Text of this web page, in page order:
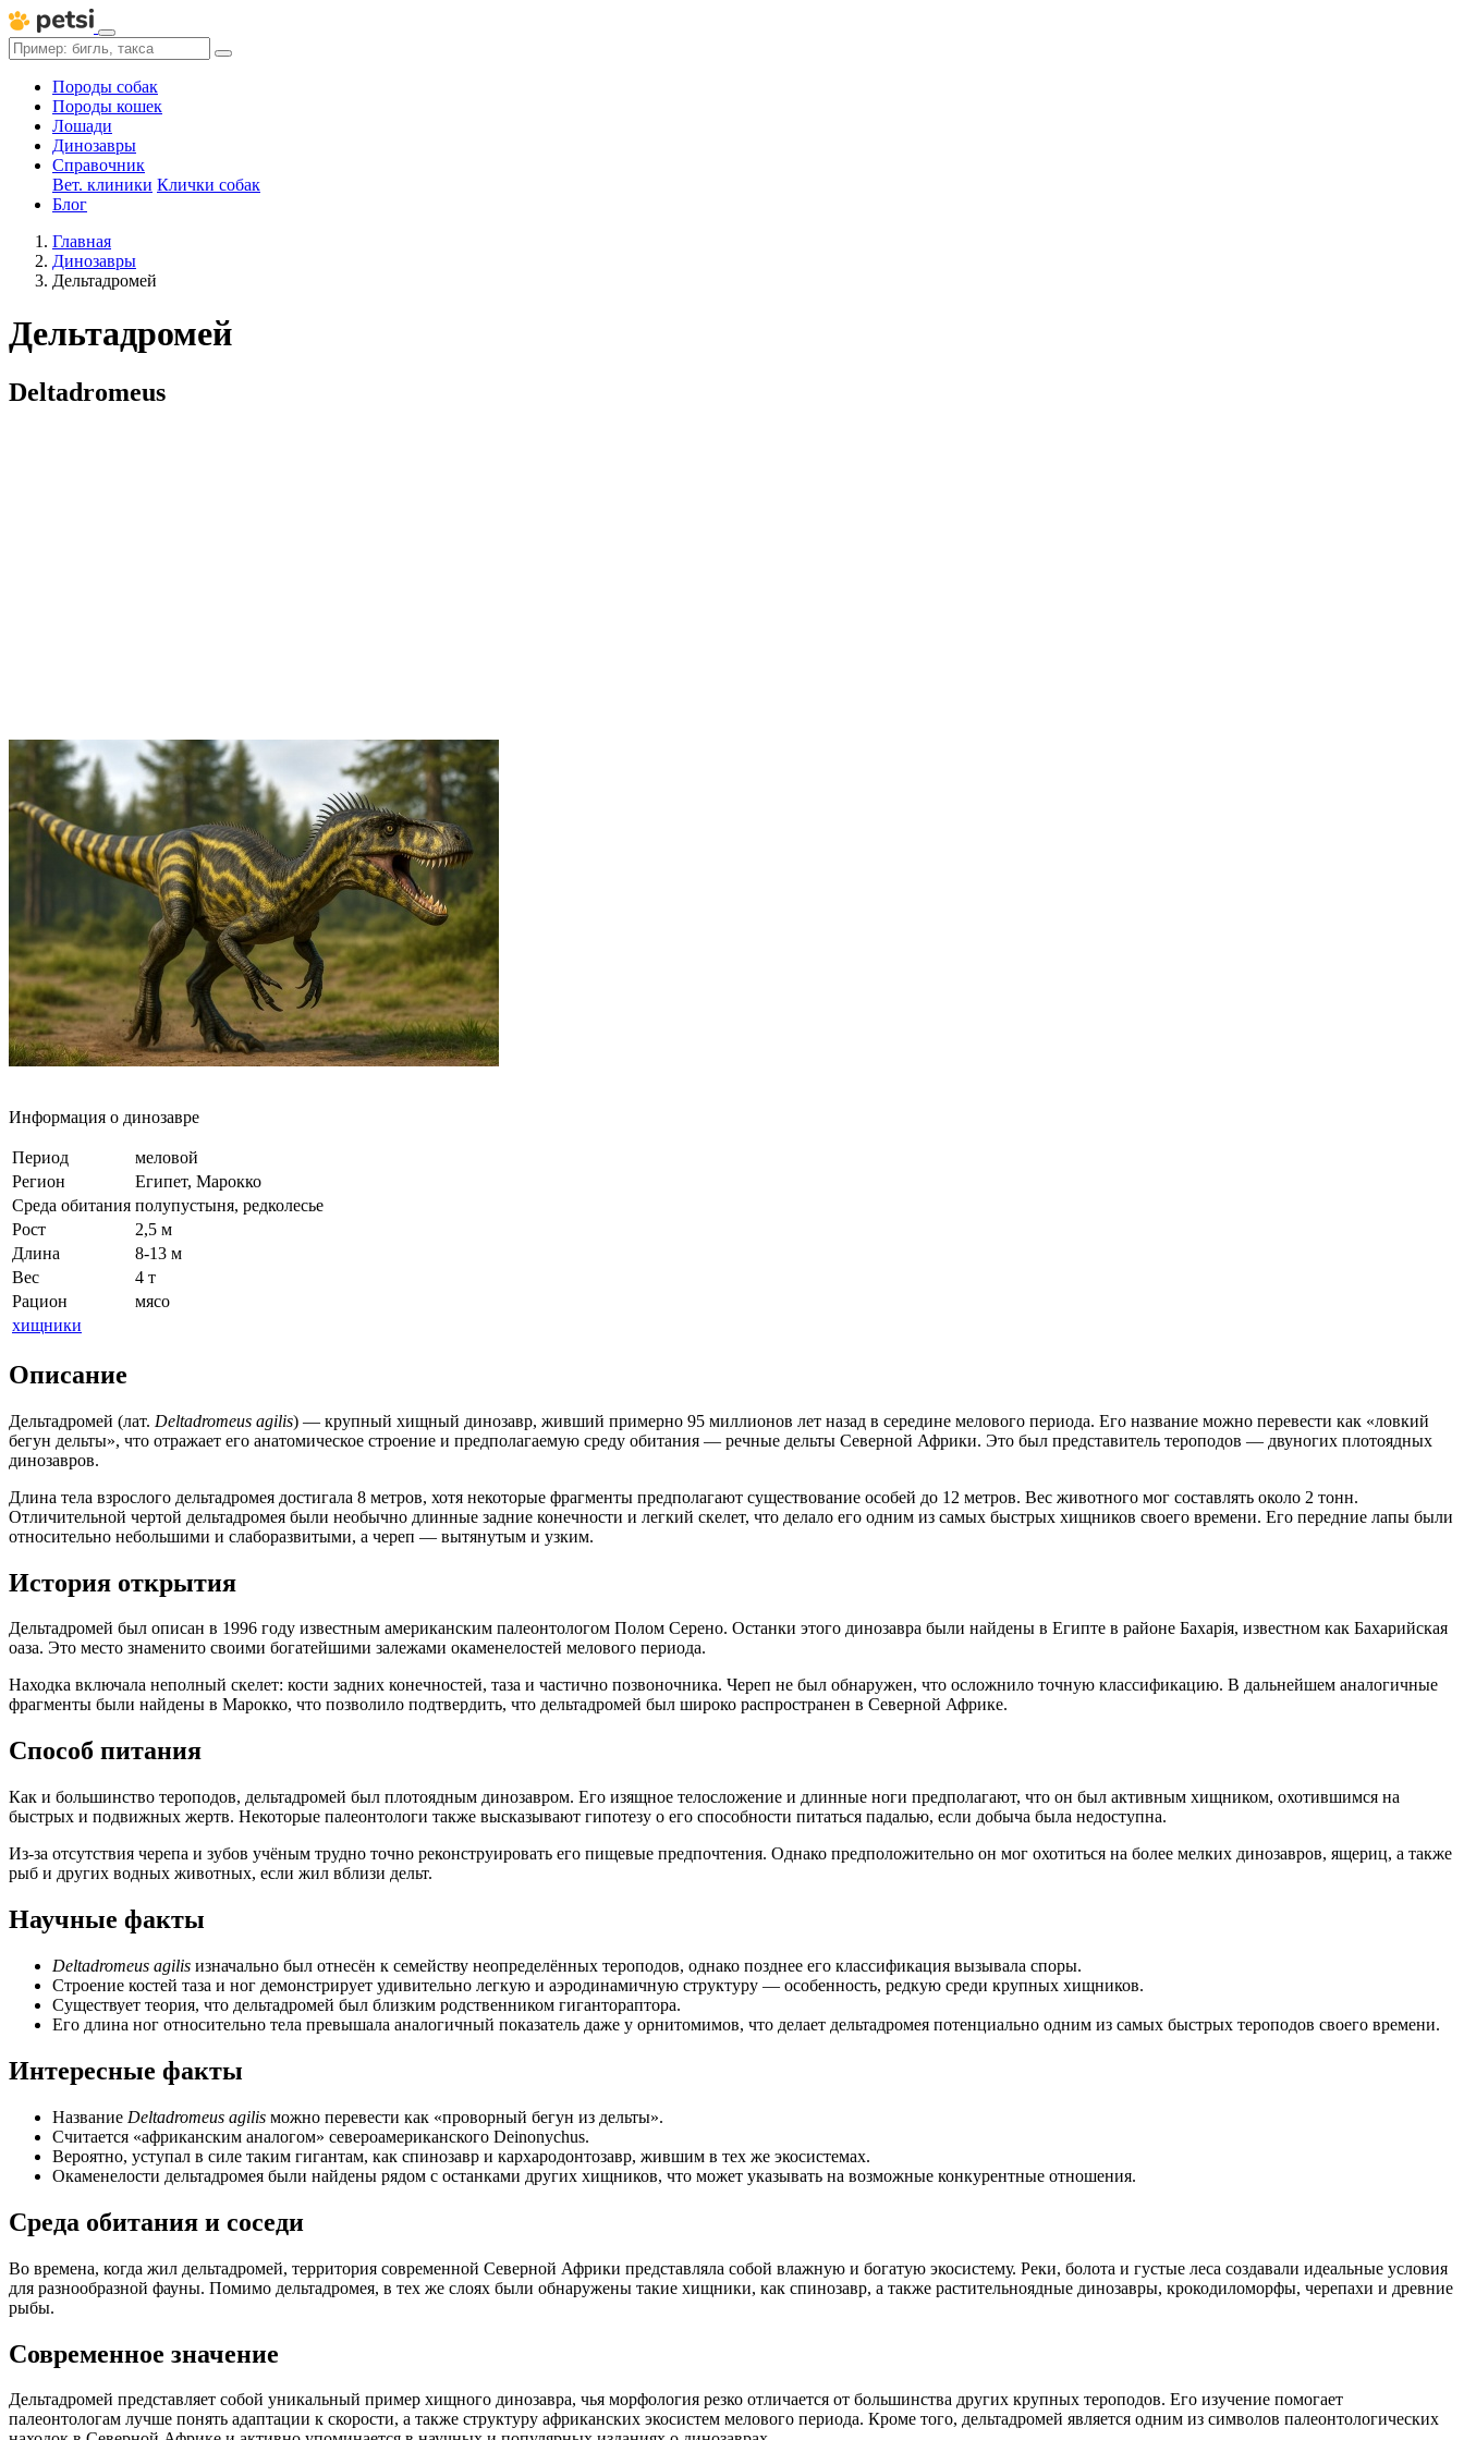
Породы собак
Породы кошек
Лошади
Динозавры
Справочник
Вет. клиники Клички собак
Блог
Главная
Динозавры
Дельтадромей
Дельтадромей
Deltadromeus
Информация о динозавре
Период
меловой
Регион
Египет, Марокко
Среда обитания полупустыня, редколесье
Рост
2,5 м
Длина
8-13 м
Вес
4 т
Рацион
мясо
хищники
Описание
Дельтадромей (лат. Deltadromeus agilis) — крупный хищный динозавр, живший примерно 95 миллионов лет назад в середине мелового периода. Его название можно перевести как «ловкий
бегун дельты», что отражает его анатомическое строение и предполагаемую среду обитания — речные дельты Северной Африки. Это был представитель тероподов — двуногих плотоядных
динозавров.
Длина тела взрослого дельтадромея достигала 8 метров, хотя некоторые фрагменты предполагают существование особей до 12 метров. Вес животного мог составлять около 2 тонн.
Отличительной чертой дельтадромея были необычно длинные задние конечности и легкий скелет, что делало его одним из самых быстрых хищников своего времени. Его передние лапы были
относительно небольшими и слаборазвитыми, а череп — вытянутым и узким.
История открытия
Дельтадромей был описан в 1996 году известным американским палеонтологом Полом Серено. Останки этого динозавра были найдены в Египте в районе Бахарія, известном как Бахарийская
оаза. Это место знаменито своими богатейшими залежами окаменелостей мелового периода.
Находка включала неполный скелет: кости задних конечностей, таза и частично позвоночника. Череп не был обнаружен, что осложнило точную классификацию. В дальнейшем аналогичные
фрагменты были найдены в Марокко, что позволило подтвердить, что дельтадромей был широко распространен в Северной Африке.
Способ питания
Как и большинство тероподов, дельтадромей был плотоядным динозавром. Его изящное телосложение и длинные ноги предполагают, что он был активным хищником, охотившимся на
быстрых и подвижных жертв. Некоторые палеонтологи также высказывают гипотезу о его способности питаться падалью, если добыча была недоступна.
Из-за отсутствия черепа и зубов учёным трудно точно реконструировать его пищевые предпочтения. Однако предположительно он мог охотиться на более мелких динозавров, ящериц, а также
рыб и других водных животных, если жил вблизи дельт.
Научные факты
Deltadromeus agilis изначально был отнесён к семейству неопределённых тероподов, однако позднее его классификация вызывала споры.
Строение костей таза и ног демонстрирует удивительно легкую и аэродинамичную структуру — особенность, редкую среди крупных хищников.
Существует теория, что дельтадромей был близким родственником гигантораптора.
Его длина ног относительно тела превышала аналогичный показатель даже у орнитомимов, что делает дельтадромея потенциально одним из самых быстрых тероподов своего времени.
Интересные факты
Название Deltadromeus agilis можно перевести как «проворный бегун из дельты».
Считается «африканским аналогом» североамериканского Deinonychus.
Вероятно, уступал в силе таким гигантам, как спинозавр и кархародонтозавр, жившим в тех же экосистемах.
Окаменелости дельтадромея были найдены рядом с останками других хищников, что может указывать на возможные конкурентные отношения.
Среда обитания и соседи
Во времена, когда жил дельтадромей, территория современной Северной Африки представляла собой влажную и богатую экосистему. Реки, болота и густые леса создавали идеальные условия
для разнообразной фауны. Помимо дельтадромея, в тех же слоях были обнаружены такие хищники, как спинозавр, а также растительноядные динозавры, крокодиломорфы, черепахи и древние
рыбы.
Современное значение
Дельтадромей представляет собой уникальный пример хищного динозавра, чья морфология резко отличается от большинства других крупных тероподов. Его изучение помогает
палеонтологам лучше понять адаптации к скорости, а также структуру африканских экосистем мелового периода. Кроме того, дельтадромей является одним из символов палеонтологических